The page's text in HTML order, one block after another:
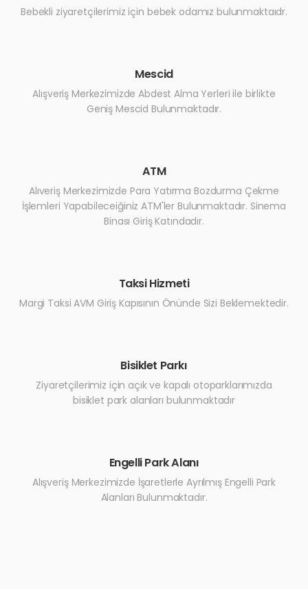
Bebekli ziyaretçilerimiz için bebek odamız bulunmaktaıdr.
Mescid
Alışveriş Merkezimizde Abdest Alma Yerleri ile birlikte
Geniş Mescid Bulunmaktadır.
ATM
Alıveriş Merkezimizde Para Yatırma Bozdurma Çekme
İşlemleri Yapabileceiğiniz ATM'ler Bulunmaktadır. Sinema
Binası Giriş Katındadır.
Taksi Hizmeti
Margi Taksi AVM Giriş Kapısının Önünde Sizi Beklemektedir.
Bisiklet Parkı
Ziyaretçilerimiz için açık ve kapalı otoparklarımızda
bisiklet park alanları bulunmaktadır
Engelli Park Alanı
Alışveriş Merkezimizde İşaretlerle Ayrılmış Engelli Park
Alanları Bulunmaktadır.